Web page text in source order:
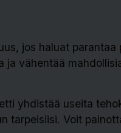
jos haluat parantaa
ja vähentää
yhdistää useita
tarpeisiisi. Voit